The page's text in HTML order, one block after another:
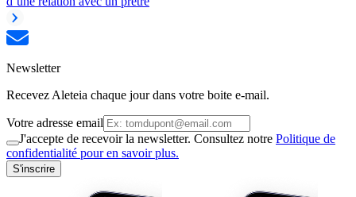
Newsletter
Recevez Aleteia chaque jour dans votre boite e-mail.
Votre adresse email
J'accepte de recevoir la newsletter. Consultez notre Politique de
confidentialité pour en savoir plus.
S'inscrire